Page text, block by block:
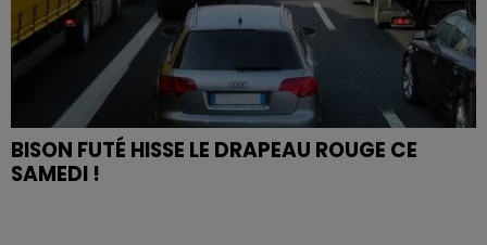
BISON FUTÉ HISSE LE DRAPEAU ROUGE CE
SAMEDI !